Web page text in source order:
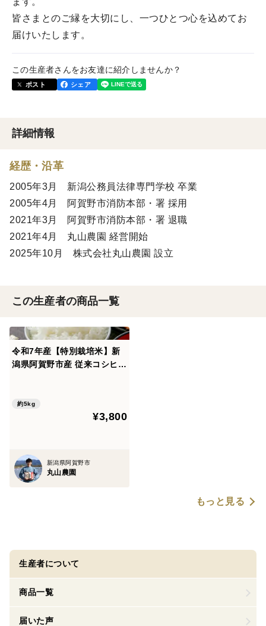
皆さまとのご縁を大切にし、一つひとつ心を込めてお
届けいたします。
この生産者さんをお友達に紹介しませんか？
ポスト シェア
詳細情報
経歴・沿革
2005年3月 新潟公務員法律専門学校 卒業
2005年4月 阿賀野市消防本部・署 採用
2021年3月 阿賀野市消防本部・署 退職
2021年4月 丸山農園 経営開始
2025年10月 株式会社丸山農園 設立
この生産者の商品一覧
令和7年産【特別栽培米】新
潟県阿賀野市産 従来コシヒカ
約5kg
¥3,800
新潟県阿賀野市
丸山農園
もっと見る
生産者について
商品一覧
届いた声